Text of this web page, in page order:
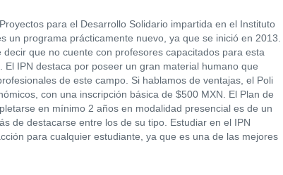
para el Desarrollo Solidario impartida en el Instituto
un programa prácticamente nuevo, ya que se inició en 2013.
que no cuente con profesores capacitados para esta
El IPN destaca por poseer un gran material humano que
de este campo. Si hablamos de ventajas, el Poli
con una inscripción básica de $500 MXN. El Plan de
en mínimo 2 años en modalidad presencial es de un
de destacarse entre los de su tipo. Estudiar en el IPN
para cualquier estudiante, ya que es una de las mejores